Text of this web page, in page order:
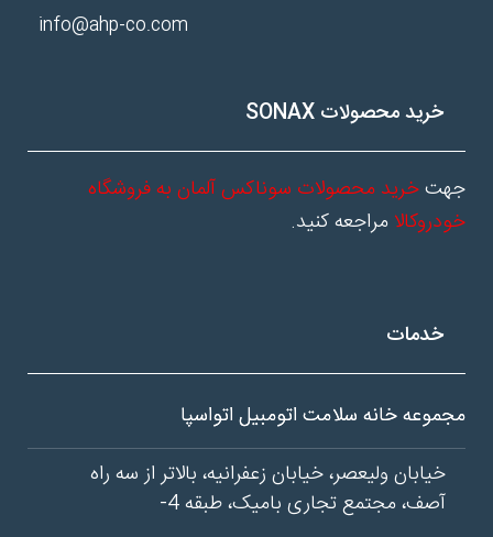
info@ahp-co.com
خرید محصولات SONAX
جهتخرید محصولات سوناکس آلمان به فروشگاه
خودروکالا مراجعه کنید.
خدمات
مجموعه خانه سلامت اتومبیل اتواسپا
خیابان ولیعصر، خیابان زعفرانیه، بالاتر از سه راه
آصف، مجتمع تجاری بامیک، طبقه 4-